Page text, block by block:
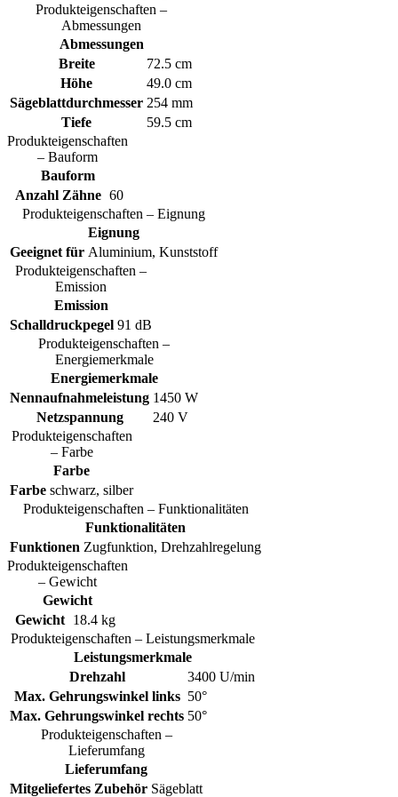
Produkteigenschaften –
Abmessungen
Abmessungen
Breite
72.5 cm
Höhe
49.0 cm
Sägeblattdurchmesser 254 mm
Tiefe
59.5 cm
Produkteigenschaften
– Bauform
Bauform
Anzahl Zähne 60
Produkteigenschaften – Eignung
Eignung
Geeignet für Aluminium, Kunststoff
Produkteigenschaften –
Emission
Emission
Schalldruckpegel 91 dB
Produkteigenschaften –
Energiemerkmale
Energiemerkmale
Nennaufnahmeleistung 1450 W
Netzspannung
240 V
Produkteigenschaften
– Farbe
Farbe
Farbe schwarz, silber
Produkteigenschaften – Funktionalitäten
Funktionalitäten
Funktionen Zugfunktion, Drehzahlregelung
Produkteigenschaften
– Gewicht
Gewicht
Gewicht
18.4 kg
Produkteigenschaften – Leistungsmerkmale
Leistungsmerkmale
Drehzahl
3400 U/min
Max. Gehrungswinkel links 50°
Max. Gehrungswinkel rechts 50°
Produkteigenschaften –
Lieferumfang
Lieferumfang
Mitgeliefertes Zubehör Sägeblatt